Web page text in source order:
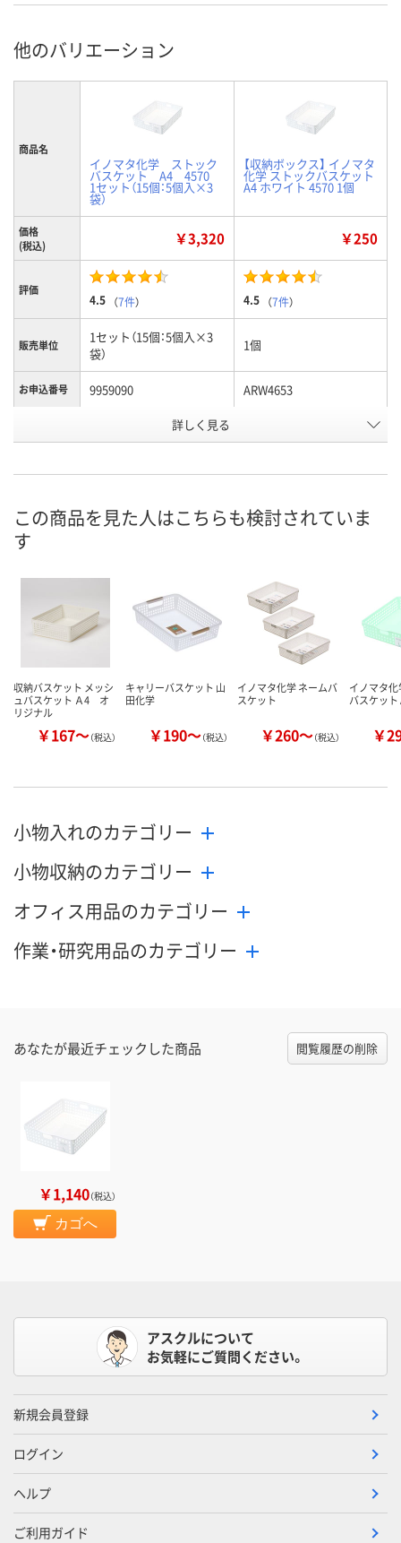
他のバリエーション
商品名
イノマタ化学 ストック
バスケット A4 4570
1セット（15個：5個入×3
袋）
【収納ボックス】 イノマタ
化学 ストックバスケット
A4 ホワイト 4570 1個
価格
(税込)
￥3,320 ￥250
評価
4.5 （7件） 4.5 （7件）
販売単位
1セット（15個：5個入×3
袋）
1個
お申込番号 9959090 ARW4653
数量 数量
詳しく見る
この商品を見た人はこちらも検討されていま
す
収納バスケット メッシ
ュバスケット Ａ4 オ
リジナル
￥167～（税込）
キャリーバスケット 山
田化学
￥190～（税込）
イノマタ化学 ネームバ
スケット
￥260～（税込）
イノマタ
バスケット
￥
小物入れのカテゴリー
小物収納のカテゴリー
オフィス用品のカテゴリー
作業・研究用品のカテゴリー
あなたが最近チェックした商品 閲覧履歴の削除
￥1,140（税込）
カゴへ
アスクルについて
お気軽にご質問ください。
新規会員登録
ログイン
ヘルプ
ご利用ガイド